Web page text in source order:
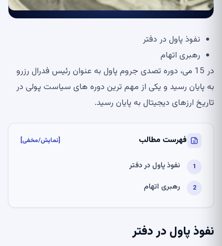
نفوذ پاول در دفتر
رهبری اتهام
در 15 می، دوره تصدی جروم پاول به عنوان رئیس فدرال رزرو
به پایان رسید و یکی از مهم ترین دوره های سیاست پولی در
تاریخ ارزهای دیجیتال به پایان رسید.
فهرست مطالب [نمایش/مخفی]
نفوذ پاول در دفتر
رهبری اتهام
نفوذ پاول در دفتر